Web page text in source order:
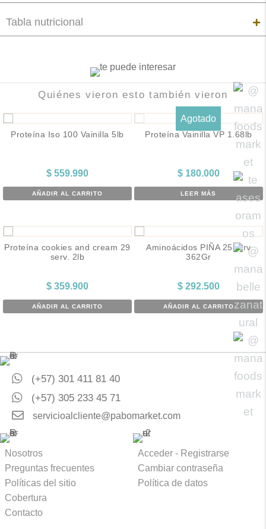
Tabla nutricional
Quiénes vieron esto también vieron
Proteína Iso 100 Vainilla 5lb
$559.990
AÑADIR AL CARRITO
Agotado
Proteína Vainilla VP 1.68lb
$180.000
LEER MÁS
Proteína cookies and cream 29
serv. 2lb
$359.900
AÑADIR AL CARRITO
Aminoácidos PIÑA 25Serv
362Gr
$292.500
AÑADIR AL CARRITO
(+57) 301 411 81 40
(+57) 305 233 45 71
servicioalcliente@pabomarket.com
Nosotros
Preguntas frecuentes
Políticas del sitio
Cobertura
Contacto
Acceder - Registrarse
Cambiar contraseña
Política de datos